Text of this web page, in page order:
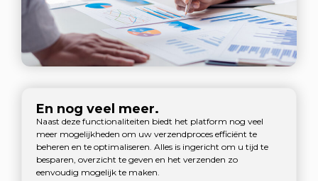
En nog veel meer.
Naast deze functionaliteiten biedt het platform nog veel
meer mogelijkheden om uw verzendproces efficiënt te
beheren en te optimaliseren. Alles is ingericht om u tijd te
besparen, overzicht te geven en het verzenden zo
eenvoudig mogelijk te maken.